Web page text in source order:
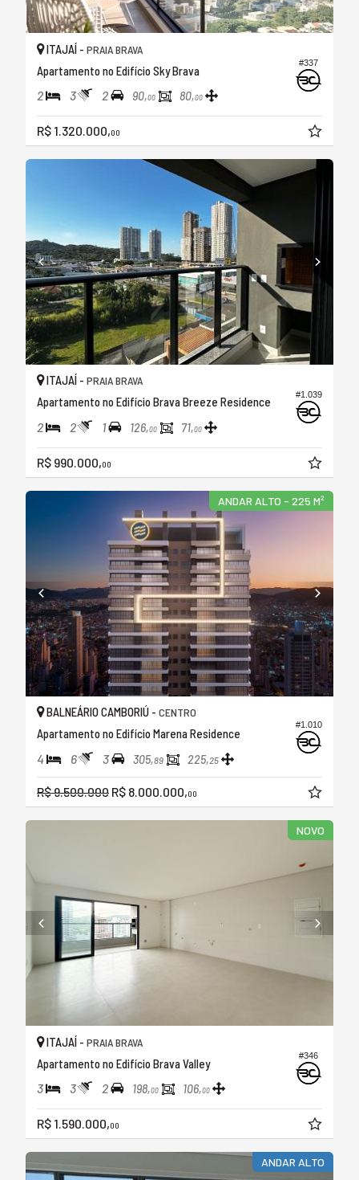
#337
ITAJAÍ - PRAIA BRAVA
Apartamento no Edifício Sky Brava
2 3 2 90,00 80,00
R$ 1.320.000,00
#1.039
ITAJAÍ - PRAIA BRAVA
Apartamento no Edifício Brava Breeze Residence
2 2 1 126,00 71,00
R$ 990.000,00
ANDAR ALTO - 225 M²
#1.010
BALNEÁRIO CAMBORIÚ - CENTRO
Apartamento no Edifício Marena Residence
4 6 3 305,89 225,25
R$ 9.500.000 R$ 8.000.000,00
NOVO
#346
ITAJAÍ - PRAIA BRAVA
Apartamento no Edifício Brava Valley
3 3 2 198,00 106,00
R$ 1.590.000,00
ANDAR ALTO